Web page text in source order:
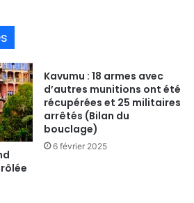
Kavumu : 18 armes avec
d’autres munitions ont été
récupérées et 25 militaires
arrêtés (Bilan du
bouclage)
6 février 2025